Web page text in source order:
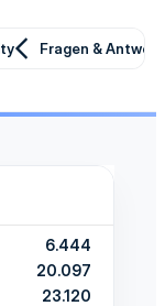
Fragen &
6.444
20.097
23.120